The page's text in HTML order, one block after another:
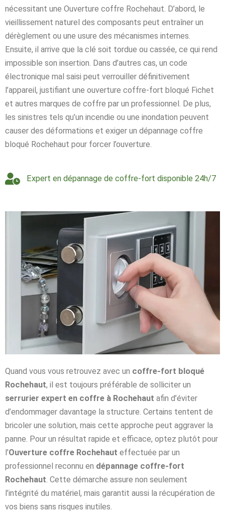
nécessitant une Ouverture coffre Rochehaut. D’abord, le
vieillissement naturel des composants peut entraîner un
dérèglement ou une usure des mécanismes internes.
Ensuite, il arrive que la clé soit tordue ou cassée, ce qui rend
impossible son insertion. Dans d’autres cas, un code
électronique mal saisi peut verrouiller définitivement
l’appareil, justifiant une ouverture coffre-fort bloqué Fichet
et autres marques de coffre par un professionnel. De plus,
les sinistres tels qu’un incendie ou une inondation peuvent
causer des déformations et exiger un dépannage coffre
bloqué Rochehaut pour forcer l’ouverture.
Expert en dépannage de coffre-fort disponible 24h/7
Quand vous vous retrouvez avec un coffre-fort bloqué
Rochehaut, il est toujours préférable de solliciter un
serrurier expert en coffre à Rochehaut afin d’éviter
d’endommager davantage la structure. Certains tentent de
bricoler une solution, mais cette approche peut aggraver la
panne. Pour un résultat rapide et efficace, optez plutôt pour
l’Ouverture coffre Rochehaut effectuée par un
professionnel reconnu en dépannage coffre-fort
Rochehaut. Cette démarche assure non seulement
l’intégrité du matériel, mais garantit aussi la récupération de
vos biens sans risques inutiles.